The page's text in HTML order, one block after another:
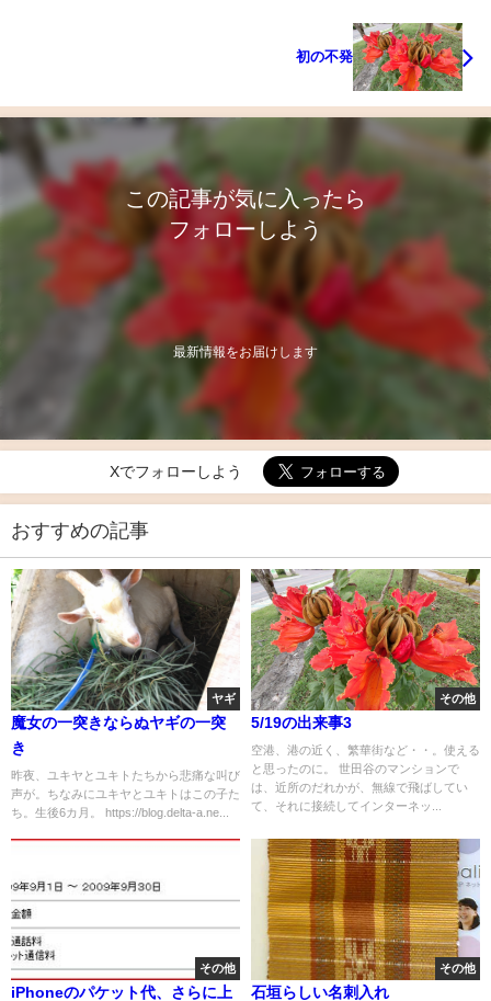
初の不発
この記事が気に入ったら
フォローしよう
最新情報をお届けします
Xでフォローしよう
おすすめの記事
ヤギ
魔女の一突きならぬヤギの一突
き
昨夜、ユキヤとユキトたちから悲痛な叫び
声が。ちなみにユキヤとユキトはこの子た
ち。生後6カ月。 https://blog.delta-a.ne...
その他
5/19の出来事3
空港、港の近く、繁華街など・・。使える
と思ったのに。 世田谷のマンションで
は、近所のだれかが、無線で飛ばしてい
て、それに接続してインターネッ...
その他
iPhoneのパケット代、さらに上
その他
石垣らしい名刺入れ